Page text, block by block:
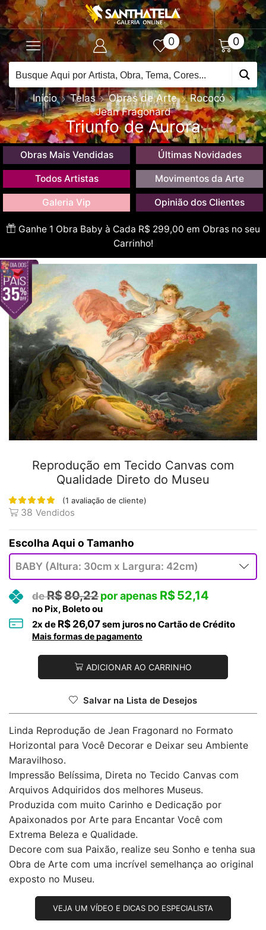
0 0
Início Telas Obras de Arte
Rococó
Jean Fragonard
Triunfo de Aurora
Obras Mais Vendidas Últimas Novidades
Todos Artistas Movimentos da Arte
Galeria Vip Opinião dos Clientes
Ganhe 1 Obra Baby à Cada R$ 299,00 em Obras no seu
Carrinho!
Reprodução em Tecido Canvas com
Qualidade Direto do Museu
(1 avaliação de cliente)
38 Vendidos
Tamanho
R$80,22 R$52,14
no Pix, Boleto ou
2x de R$ 26,07sem juros no Cartão de Crédito
Mais formas de pagamento
ADICIONAR AO CARRINHO
Salvar na Lista de Desejos
Linda Reprodução de Jean Fragonard no Formato
Horizontal para Você Decorar e Deixar seu Ambiente
Maravilhoso.
Impressão Belíssima, Direta no Tecido Canvas com
Arquivos Adquiridos dos melhores Museus.
Produzida com muito Carinho e Dedicação por
Apaixonados por Arte para Encantar Você com
Extrema Beleza e Qualidade.
Decore com sua Paixão, realize seu Sonho e tenha sua
Obra de Arte com uma incrível semelhança ao original
exposto no Museu.
VEJA UM VÍDEO E DICAS DO ESPECIALISTA